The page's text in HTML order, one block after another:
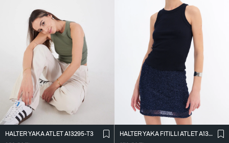
HALTER YAKA ATLET A13295-T3
HALTER YAKA FITILLI ATLET A13294-L7